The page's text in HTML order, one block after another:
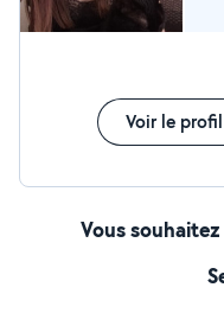
Voir le profil
Vous